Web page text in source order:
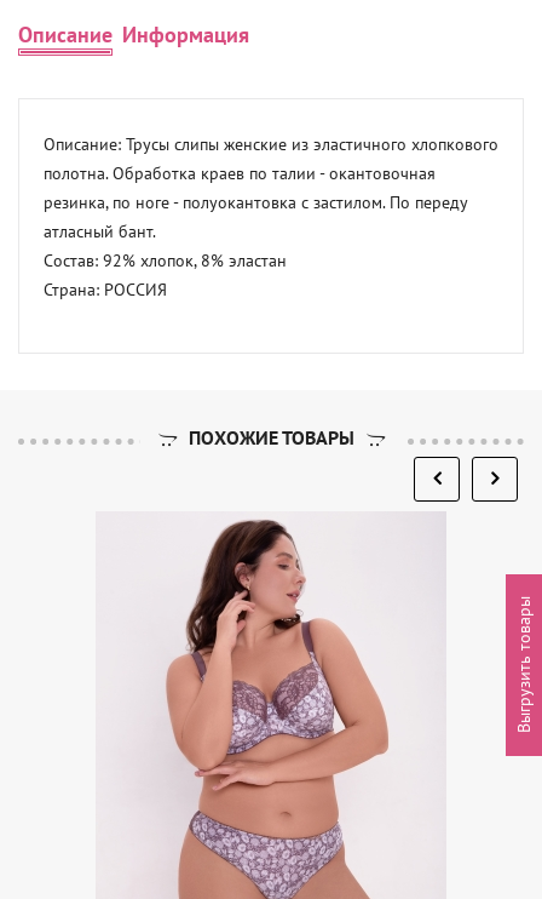
Описание Информация
Описание: Трусы слипы женские из эластичного хлопкового
полотна. Обработка краев по талии - окантовочная
резинка, по ноге - полуокантовка с застилом. По переду
атласный бант.
Состав: 92% хлопок, 8% эластан
Страна: РОССИЯ
ПОХОЖИЕ ТОВАРЫ
Выгрузить товары